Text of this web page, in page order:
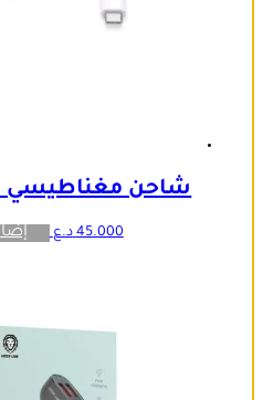
شاحن مغناطيسي
45.000 د.ع